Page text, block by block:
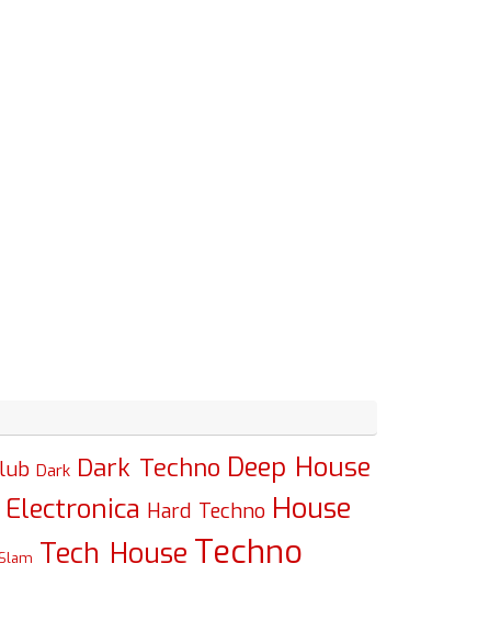
Dark Dark Techno Deep House
Electronica Hard Techno House
Slam Tech House Techno